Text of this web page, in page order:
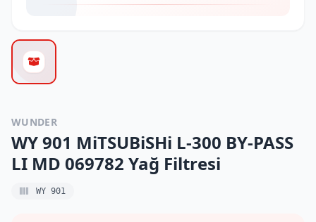
WUNDER
WY 901 MiTSUBiSHi L-300 BY-PASS
LI MD 069782 Yağ Filtresi
WY 901